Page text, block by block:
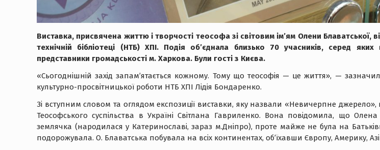
Виставка, присвячена життю і творчості теософа зі світовим ім’ям Олени Блаватської,
технічній бібліотеці (НТБ) ХПІ. Подія об’єднала близько 70 учасників, серед яких
представники громадськості м. Харкова. Були гості з Києва.
«Сьогоднішній захід запам’ятається кожному. Тому що теософія — це життя», —
культурно-просвітницької роботи НТБ ХПІ Лідія Бондаренко.
Зі вступним словом та оглядом експозиції виставки, яку назвали «Невичерпне
Теософського суспільства в Україні Світлана Гавриленко. Вона повідомила, що
землячка (народилася у Катеринославі, зараз м.Дніпро), проте майже не була на
подорожувала. О. Блаватська побувала на всіх континентах, об’їхавши Європу, Америку,